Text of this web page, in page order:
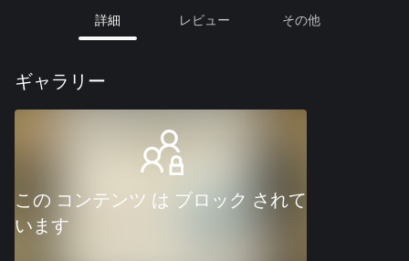
詳細 レビュー その他
ギャラリー
この コンテンツ は ブロック されて
います